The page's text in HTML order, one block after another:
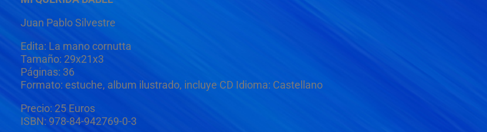
Juan Pablo Silvestre
Edita: La mano cornutta
Tamaño: 29x21x3
Páginas: 36
Formato: estuche, album ilustrado, incluye CD Idioma: Castellano
Precio: 25 Euros
ISBN: 978-84-942769-0-3